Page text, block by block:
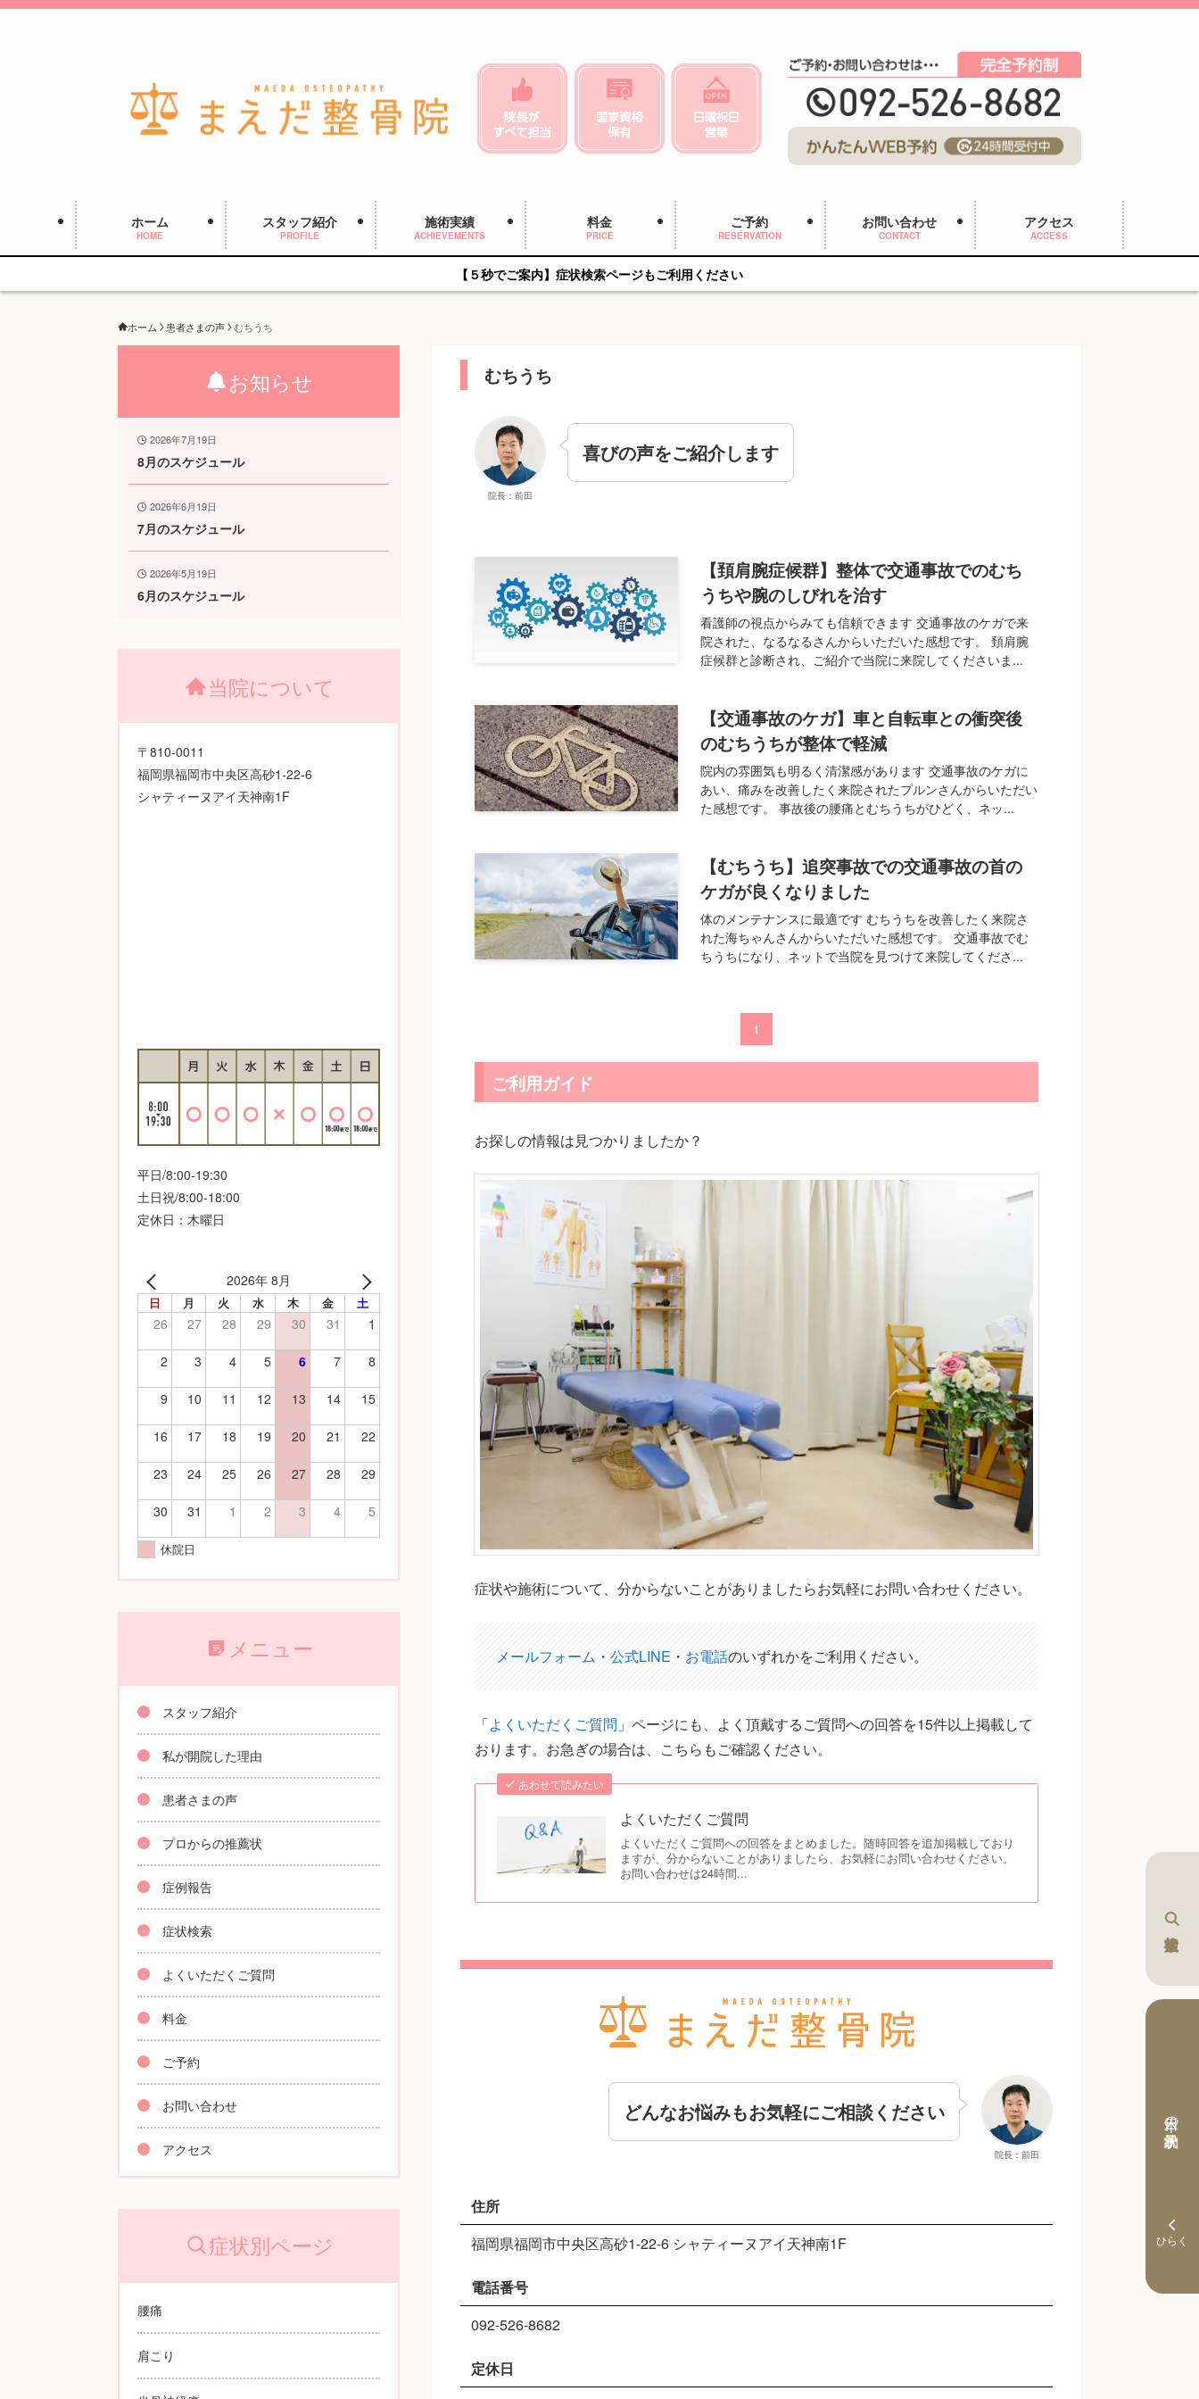
ホーム
HOME
スタッフ紹介
PROFILE
施術実績
ACHIEVEMENTS
料金
PRICE
ご予約
RESERVATION
お問い合わせ
CONTACT
アクセス
ACCESS
【５秒でご案内】症状検索ページもご利用ください
ホーム 患者さまの声 むちうち
むちうち
院長：前田
喜びの声をご紹介します
【頚肩腕症候群】整体で交通事故でのむち
うちや腕のしびれを治す
看護師の視点からみても信頼できます 交通事故のケガで来
院された、なるなるさんからいただいた感想です。 頚肩腕
症候群と診断され、ご紹介で当院に来院してくださいま...
【交通事故のケガ】車と自転車との衝突後
のむちうちが整体で軽減
院内の雰囲気も明るく清潔感があります 交通事故のケガに
あい、痛みを改善したく来院されたプルンさんからいただい
た感想です。 事故後の腰痛とむちうちがひどく、ネッ...
【むちうち】追突事故での交通事故の首の
ケガが良くなりました
体のメンテナンスに最適です むちうちを改善したく来院さ
れた海ちゃんさんからいただいた感想です。 交通事故でむ
ちうちになり、ネットで当院を見つけて来院してくださ...
1
ご利用ガイド
お探しの情報は見つかりましたか？
症状や施術について、分からないことがありましたらお気軽にお問い合わせください。
メールフォーム ・ 公式LINE ・ お電話のいずれかをご利用ください。
「よくいただくご質問 」ページにも、よく頂戴するご質問への回答を15件以上掲載して
おります。お急ぎの場合は、こちらもご確認ください。
あわせて読みたい
よくいただくご質問
よくいただくご質問への回答をまとめました。随時回答を追加掲載しており
ますが、分からないことがありましたら、お気軽にお問い合わせください。
お問い合わせは24時間...
院長：前田
どんなお悩みもお気軽にご相談ください
住所
福岡県福岡市中央区高砂1-22-6 シャティーヌアイ天神南1F
電話番号
092-526-8682
定休日
お知らせ
2026年7月19日
8月のスケジュール
2026年6月19日
7月のスケジュール
2026年5月19日
6月のスケジュール
当院について
〒810-0011
福岡県福岡市中央区高砂1-22-6
シャティーヌアイ天神南1F
平日/8:00-19:30
土日祝/8:00-18:00
定休日：木曜日
2026年 8月
日 月 火 水 木 金 土
26 27 28 29 30 31 1
2 3 4 5 6 7 8
9 10 11 12 13 14 15
16 17 18 19 20 21 22
23 24 25 26 27 28 29
30 31 1 2 3 4 5
休院日
メニュー
スタッフ紹介
私が開院した理由
患者さまの声
プロからの推薦状
症例報告
症状検索
よくいただくご質問
料金
ご予約
お問い合わせ
アクセス
症状別ページ
腰痛
肩こり
本日の予約状況